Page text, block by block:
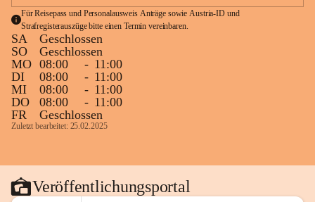
Für Reisepass und Personalausweis Anträge sowie Austria-ID und
Strafregisterauszüge bitte einen Termin vereinbaren.
SA
Geschlossen
SO
Geschlossen
MO 08:00 - 11:00
DI
08:00 - 11:00
MI
08:00 - 11:00
DO
08:00 - 11:00
FR
Geschlossen
Zuletzt bearbeitet: 25.02.2025
Veröffentlichungsportal